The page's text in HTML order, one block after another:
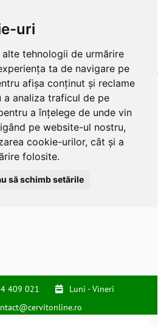
uri
tehnologii de urmărire
ta de navigare pe
afișa conținut și reclame
a analiza traficul de pe
a înțelege de unde vin
pe website-ul nostru,
cookie-urilor, cât și a
folosite.
să schimb setările
409 021
Luni - Vineri